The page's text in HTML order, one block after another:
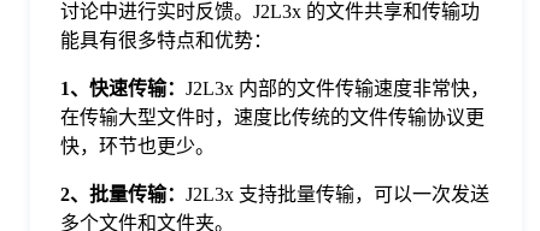
讨论中进行实时反馈。J2L3x 的文件共享和传输功
能具有很多特点和优势：
1、快速传输： J2L3x 内部的文件传输速度非常快，
在传输大型文件时，速度比传统的文件传输协议更
快，环节也更少。
2、批量传输： J2L3x 支持批量传输，可以一次发送
多个文件和文件夹。